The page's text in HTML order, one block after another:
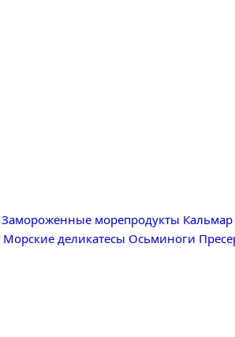
Замороженные морепродукты Кальмар
Морские деликатесы Осьминоги